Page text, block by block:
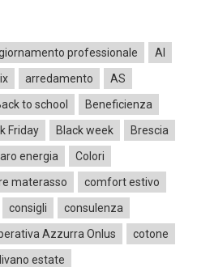
professionale
AI
arredamento
AS
to school
Beneficienza
Friday Black week
Brescia
energia
Colori
materasso
comfort estivo
consigli
consulenza
Azzurra Onlus
cotone
estate